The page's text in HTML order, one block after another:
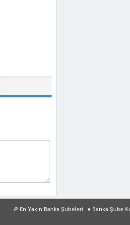
● Banka Şube
🔎 En Yakın Banka Şubeleri